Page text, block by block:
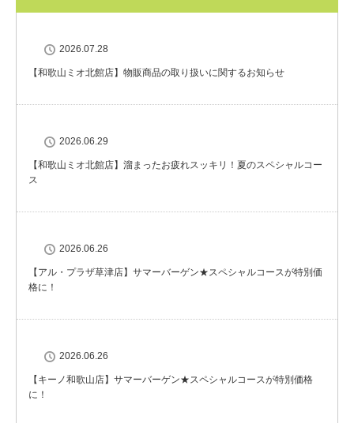
2026.07.28
【和歌山ミオ北館店】物販商品の取り扱いに関するお知らせ
2026.06.29
【和歌山ミオ北館店】溜まったお疲れスッキリ！夏のスペシャルコー
ス
2026.06.26
【アル・プラザ草津店】サマーバーゲン★スペシャルコースが特別価
格に！
2026.06.26
【キーノ和歌山店】サマーバーゲン★スペシャルコースが特別価格
に！